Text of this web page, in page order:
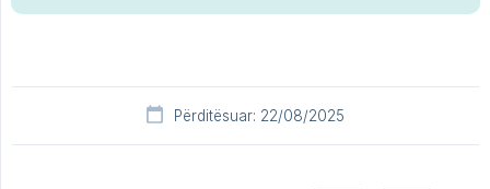
Përditësuar: 22/08/2025